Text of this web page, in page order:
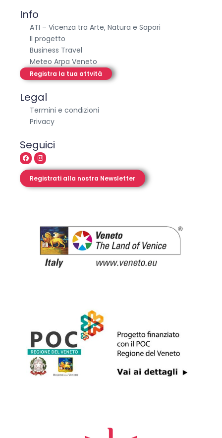
Info
ATI – Vicenza tra Arte, Natura e Sapori
Il progetto
Business Travel
Meteo Arpa Veneto
Registra la tua attvità
Legal
Termini e condizioni
Privacy
Seguici
Registrati alla nostra Newsletter